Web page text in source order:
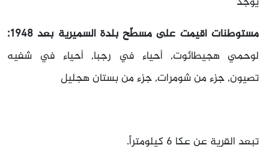
مستوطنات أقيمت على مسطّح بلدة السميرية بعد 1948:
لوحمي هجيطائوت, أحياء في رجبا, أحياء في شفيه
تصيون, جزء من شومرات, جزء من بستان هجليل
تبعد القرية عن عكا 6 كيلومتراً.